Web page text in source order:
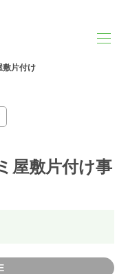
敷片付け
屋敷片付け事